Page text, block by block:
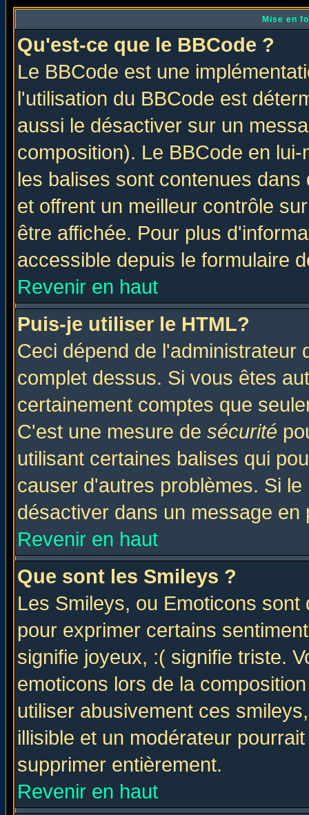
Mise en
Qu'est-ce que le BBCode ?
Le BBCode est une
l'utilisation du BBCode est
aussi le désactiver sur un
composition). Le BBCode en
les balises sont contenues
et offrent un meilleur contrôle
être affichée. Pour plus
accessible depuis le formulaire
Revenir en haut
Puis-je utiliser le HTML?
Ceci dépend de l'administrateur
complet dessus. Si vous êtes
certainement comptes que
C'est une mesure de sécurité
utilisant certaines balises qui
causer d'autres problèmes. Si
désactiver dans un message
Revenir en haut
Que sont les Smileys ?
Les Smileys, ou Emoticons
pour exprimer certains
signifie joyeux, :( signifie triste.
emoticons lors de la
utiliser abusivement ces
illisible et un modérateur
supprimer entièrement.
Revenir en haut